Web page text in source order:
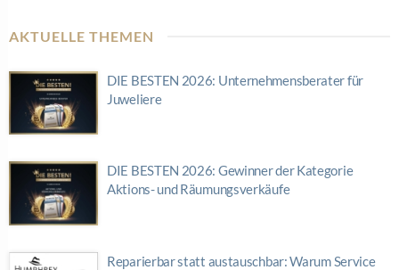
AKTUELLE THEMEN
DIE BESTEN 2026: Unternehmensberater für
Juweliere
DIE BESTEN 2026: Gewinner der Kategorie
Aktions- und Räumungsverkäufe
Reparierbar statt austauschbar: Warum Service